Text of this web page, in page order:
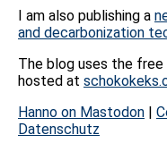
I am also publishing a
and decarbonization
The blog uses the
hosted at
Hanno on Mastodon |
Datenschutz